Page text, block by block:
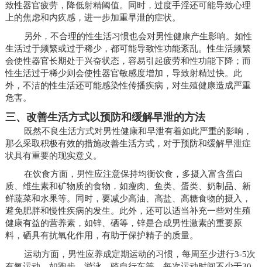
致性器官疲劳，降低射精阈值。同时，过度手淫还可能导致心理
上的焦虑和内疚感，进一步加重早泄的症状。
另外，不合理的性生活习惯也会对男性健康产生影响。如性
生活过于频繁或过于稀少，都可能导致性功能紊乱。性生活频繁
会使性器官长期处于兴奋状态，容易引起疲劳和性功能下降；而
性生活过于稀少则会使性器官敏感度增加，导致射精过快。此
外，不洁的性生活还可能感染性传播疾病，对生殖健康造成严重
危害。
三、改善生活方式以预防和缓解早泄的方法
既然不良生活方式对男性健康和早泄有着如此严重的影响，
那么采取积极有效的措施改善生活方式，对于预防和缓解早泄症
状具有重要的现实意义。
在饮食方面，男性应注意保持均衡饮食，多摄入富含蛋白
质、维生素和矿物质的食物，如瘦肉、鱼类、蛋类、奶制品、新
鲜蔬菜和水果等。同时，要减少高油、高盐、高糖食物的摄入，
避免肥胖和慢性疾病的发生。此外，还可以适当补充一些对生殖
健康有益的营养素，如锌、硒等，锌是合成男性激素的重要原
料，硒具有抗氧化作用，有助于保护精子的质量。
运动方面，男性应养成定期运动的习惯，每周至少进行3-5次